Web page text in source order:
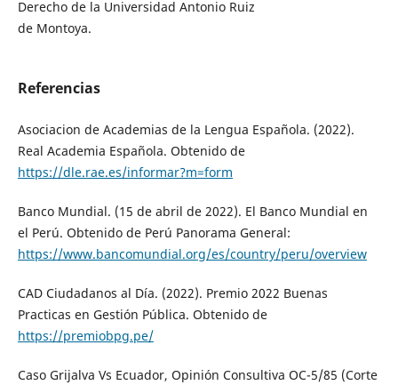
Derecho de la Universidad Antonio Ruiz
de Montoya.
Referencias
Asociacion de Academias de la Lengua Española. (2022).
Real Academia Española. Obtenido de
https://dle.rae.es/informar?m=form
Banco Mundial. (15 de abril de 2022). El Banco Mundial en
el Perú. Obtenido de Perú Panorama General:
https://www.bancomundial.org/es/country/peru/overview
CAD Ciudadanos al Día. (2022). Premio 2022 Buenas
Practicas en Gestión Pública. Obtenido de
https://premiobpg.pe/
Caso Grijalva Vs Ecuador, Opinión Consultiva OC-5/85 (Corte